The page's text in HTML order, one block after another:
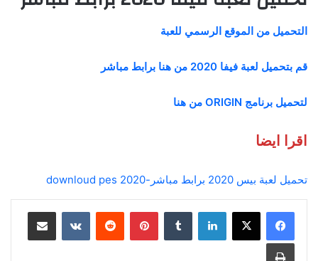
التحميل من الموقع الرسمي للعبة
قم بتحميل لعبة فيفا 2020 من هنا برابط مباشر
لتحميل برنامج ORIGIN من هنا
اقرا ايضا
تحميل لعبة بيس 2020 برابط مباشر-downloud pes 2020
لينكدإن بينتيريست مشاركة عبر البريد
طباعة